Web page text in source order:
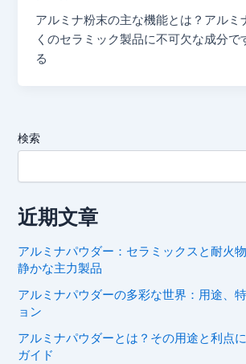
アルミナ粉末の主な機能とは？アルミ
くのセラミック製品に不可欠な成分で
る
検索
近期文章
アルミナパウダー：セラミックスと耐火
静かな主力製品
アルミナパウダーの多彩な世界：用途、
ョン
アルミナパウダーとは？その用途と利点
ガイド